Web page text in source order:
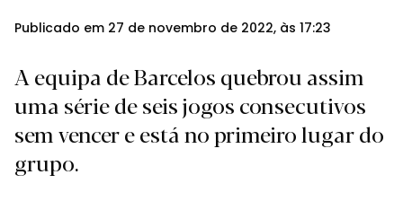
Publicado em 27 de novembro de 2022, às 17:23
A equipa de Barcelos quebrou assim
uma série de seis jogos consecutivos
sem vencer e está no primeiro lugar do
grupo.